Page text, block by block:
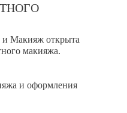
и Макияж открыта
макияжа.
и оформления